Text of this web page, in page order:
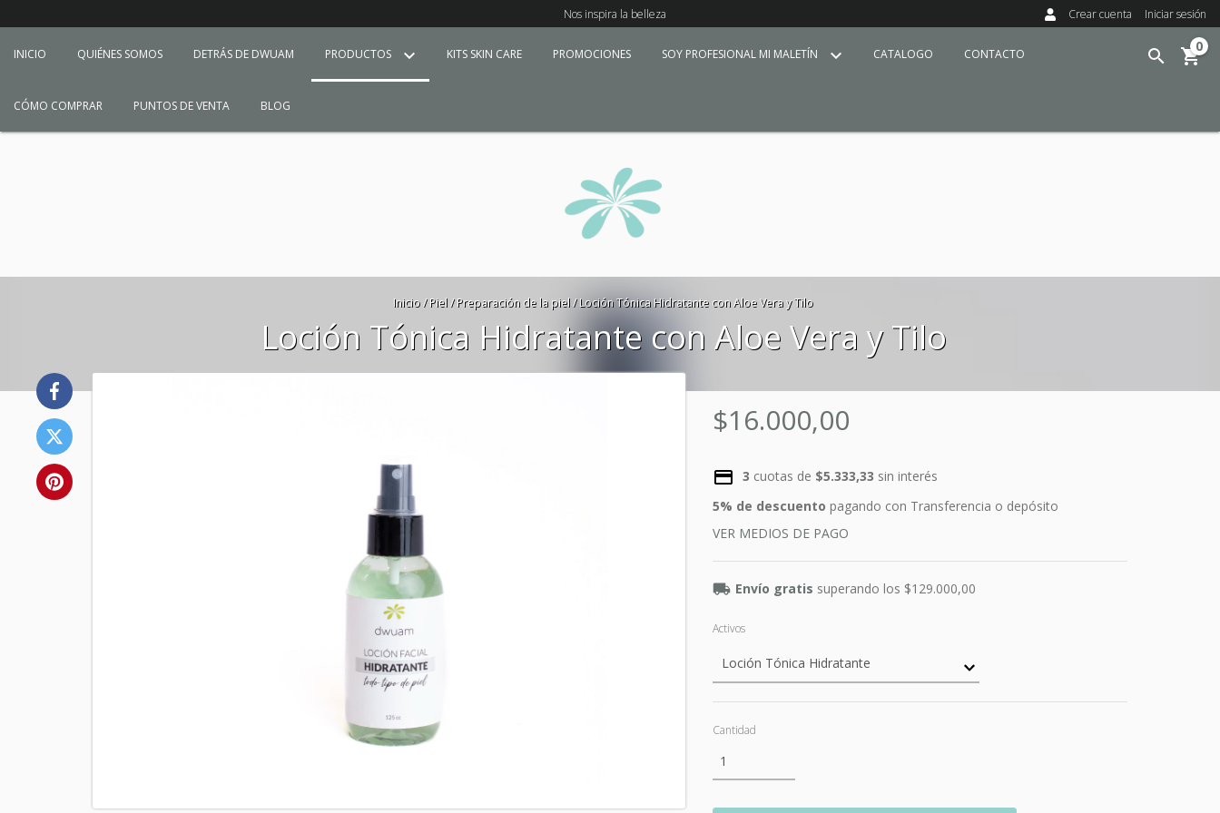
Nos inspira la belleza Crear cuenta Iniciar sesión
INICIO QUIÉNES SOMOS DETRÁS DE DWUAM PRODUCTOS KITS SKIN CARE PROMOCIONES SOY PROFESIONAL MI MALETÍN CATALOGO CONTACTO
CÓMO COMPRAR PUNTOS DE VENTA BLOG
0
Inicio/ Piel/ Preparación de la piel/ Loción Tónica Hidratante con Aloe Vera y Tilo
Loción Tónica Hidratante con Aloe Vera y Tilo
$16.000,00
3 cuotas de $5.333,33 sin interés
5% de descuento pagando con Transferencia o depósito
VER MEDIOS DE PAGO
Envío gratis superando los $129.000,00
Activos
Cantidad